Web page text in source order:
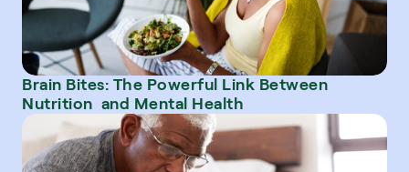
Brain Bites: The Powerful Link Between
Nutrition  and Mental Health